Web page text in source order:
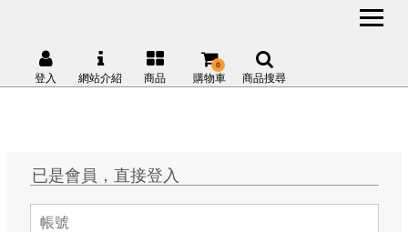
登入 網站介紹 商品 購物車
0
商品搜尋
已是會員，直接登入